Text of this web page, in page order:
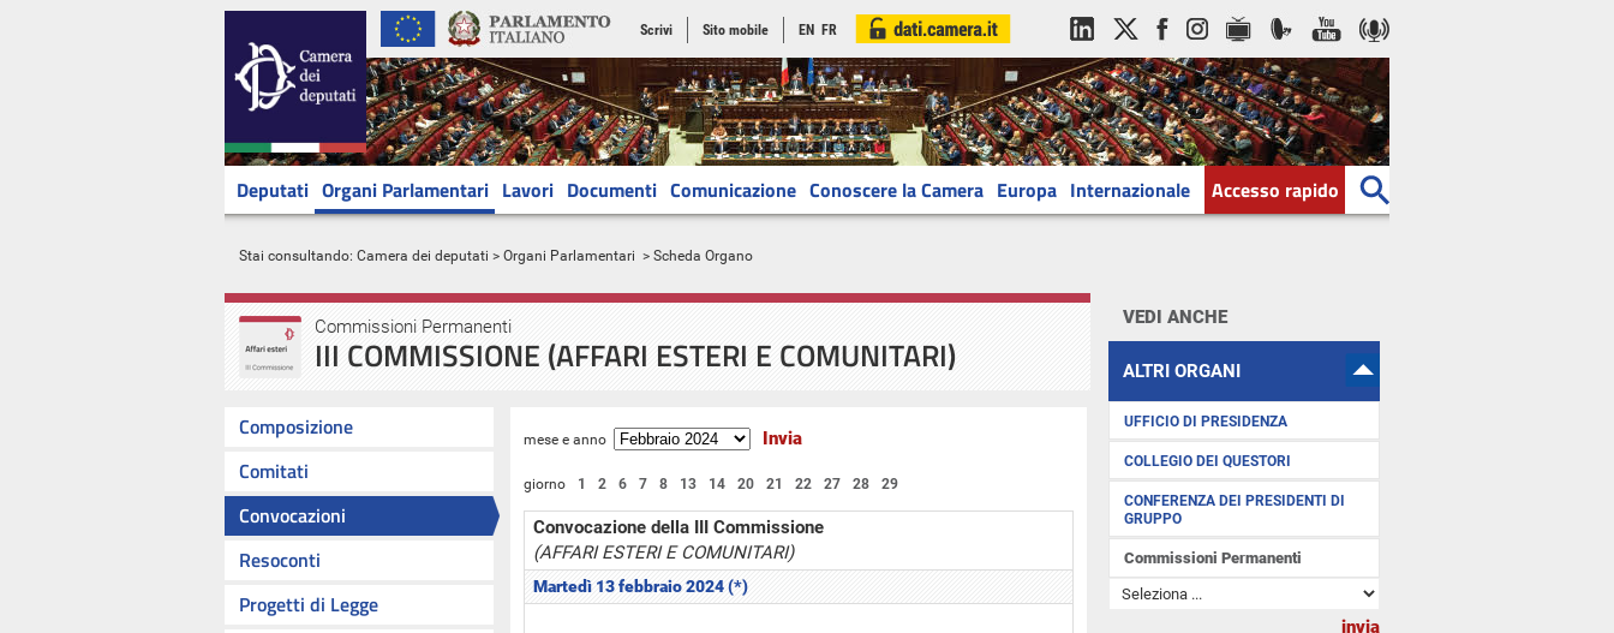
Scrivi Sito mobile EN FR
Deputati Organi Parlamentari Lavori Documenti Comunicazione Conoscere la Camera Europa Internazionale Accesso rapido
Stai consultando: Camera dei deputati > Organi Parlamentari > Scheda Organo
Commissioni Permanenti
III COMMISSIONE (AFFARI ESTERI E COMUNITARI)
Composizione
Comitati
Convocazioni
Resoconti
Progetti di Legge
mese e anno
giorno 1 2 6 7 8 13 14 20 21 22 27 28 29
Convocazione della III Commissione
(AFFARI ESTERI E COMUNITARI)
Martedì 13 febbraio 2024 (*)
VEDI ANCHE
ALTRI ORGANI
UFFICIO DI PRESIDENZA
COLLEGIO DEI QUESTORI
CONFERENZA DEI PRESIDENTI DI
GRUPPO
Commissioni Permanenti